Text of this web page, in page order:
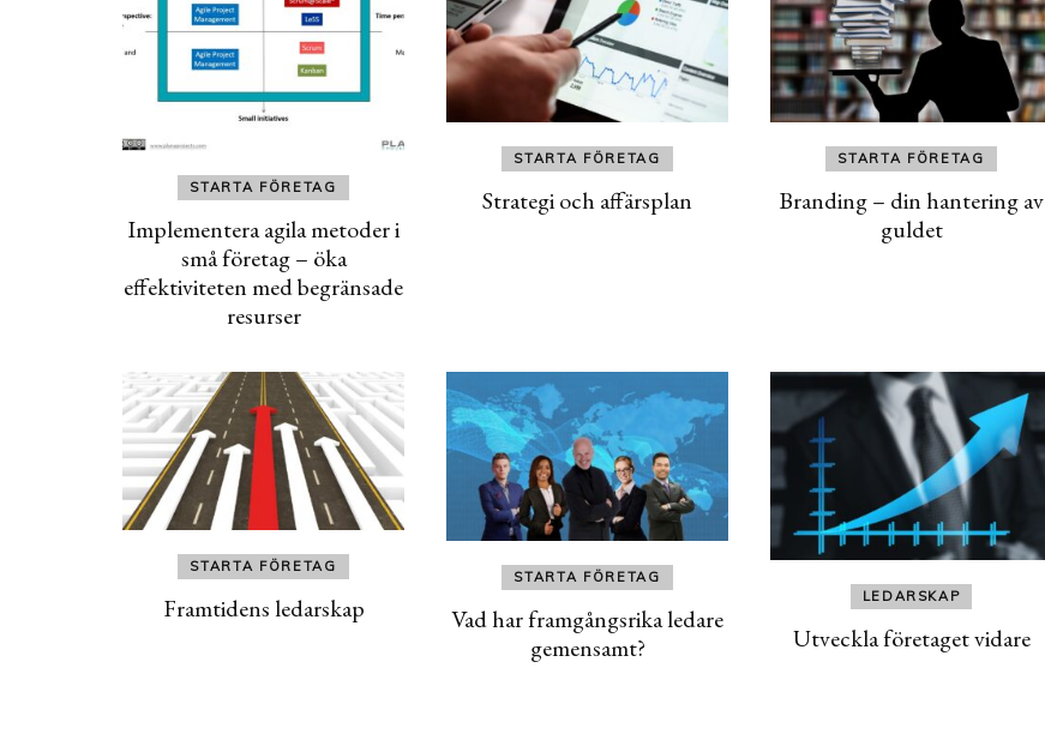
STARTA FÖRETAG
Implementera agila metoder i
små företag – öka
effektiviteten med begränsade
resurser
STARTA FÖRETAG
Strategi och affärsplan
STARTA FÖRETAG
Branding – din hantering av
guldet
STARTA FÖRETAG
Framtidens ledarskap
STARTA FÖRETAG
Vad har framgångsrika ledare
gemensamt?
LEDARSKAP
Utveckla företaget vidare